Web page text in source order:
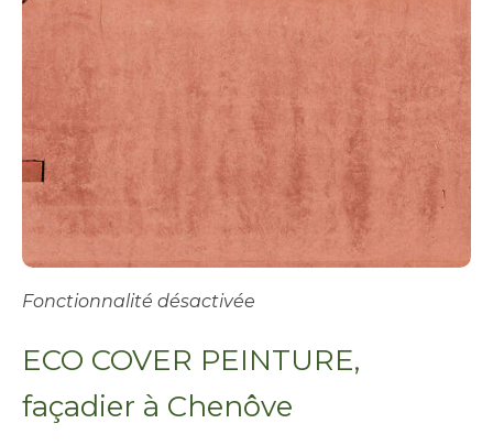
Fonctionnalité désactivée
ECO COVER PEINTURE,
façadier à Chenôve